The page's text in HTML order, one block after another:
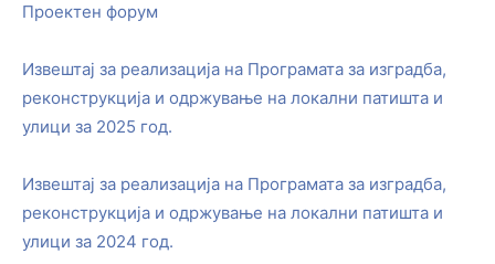
Проектен форум
Извештај за реализација на Програмата за изградба,
реконструкција и одржување на локални патишта и
улици за 2025 год.
Извештај за реализација на Програмата за изградба,
реконструкција и одржување на локални патишта и
улици за 2024 год.